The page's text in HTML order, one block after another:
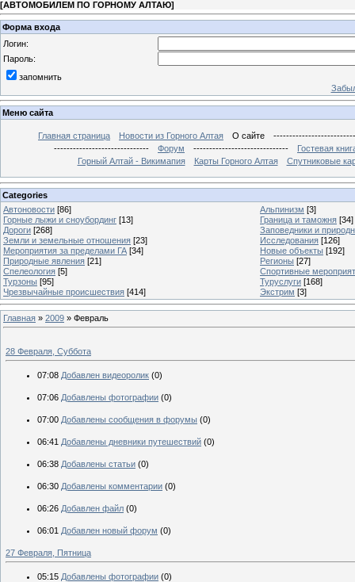
[АВТОМОБИЛЕМ ПО ГОРНОМУ АЛТАЮ]
Форма входа
Логин:
Пароль:
запомнить
Меню сайта
Главная страница Новости из Горного Алтая О сайте
------------------------------
Форум ------------------------------
Гостевая
Горный Алтай - Викимапия
Карты Горного Алтая Спутниковые
Categories
Автоновости [86] Альпинизм [3]
Горные лыжи и сноубординг [13] Граница и таможня [34]
Дороги [268]
Заповедники и
Земли и земельные отношения [23] Исследования [126]
Мероприятия за пределами ГА [34] Новые объекты [192]
Природные явления [21] Регионы [27]
Спелеология [5]
Спортивные
Турзоны [95] Туруслуги [168]
Чрезвычайные происшествия [414] Экстрим [3]
Главная » 2009 » Февраль
28 Февраля, Суббота
07:08 Добавлен видеоролик (0)
07:06 Добавлены фотографии (0)
07:00 Добавлены сообщения в форумы (0)
06:41 Добавлены дневники путешествий (0)
06:38 Добавлены статьи (0)
06:30 Добавлены комментарии (0)
06:26 Добавлен файл (0)
06:01 Добавлен новый форум (0)
27 Февраля, Пятница
05:15 Добавлены фотографии (0)